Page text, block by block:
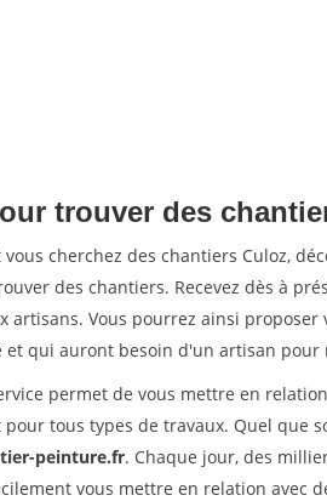
trouver des
cherchez des chantiers Culoz,
des chantiers. Recevez dès à
artisans. Vous pourrez ainsi
et qui auront besoin d'un artisan pour
permet de vous mettre en
tous types de travaux. Quel que
peinture.fr. Chaque jour, des
vous mettre en relation avec